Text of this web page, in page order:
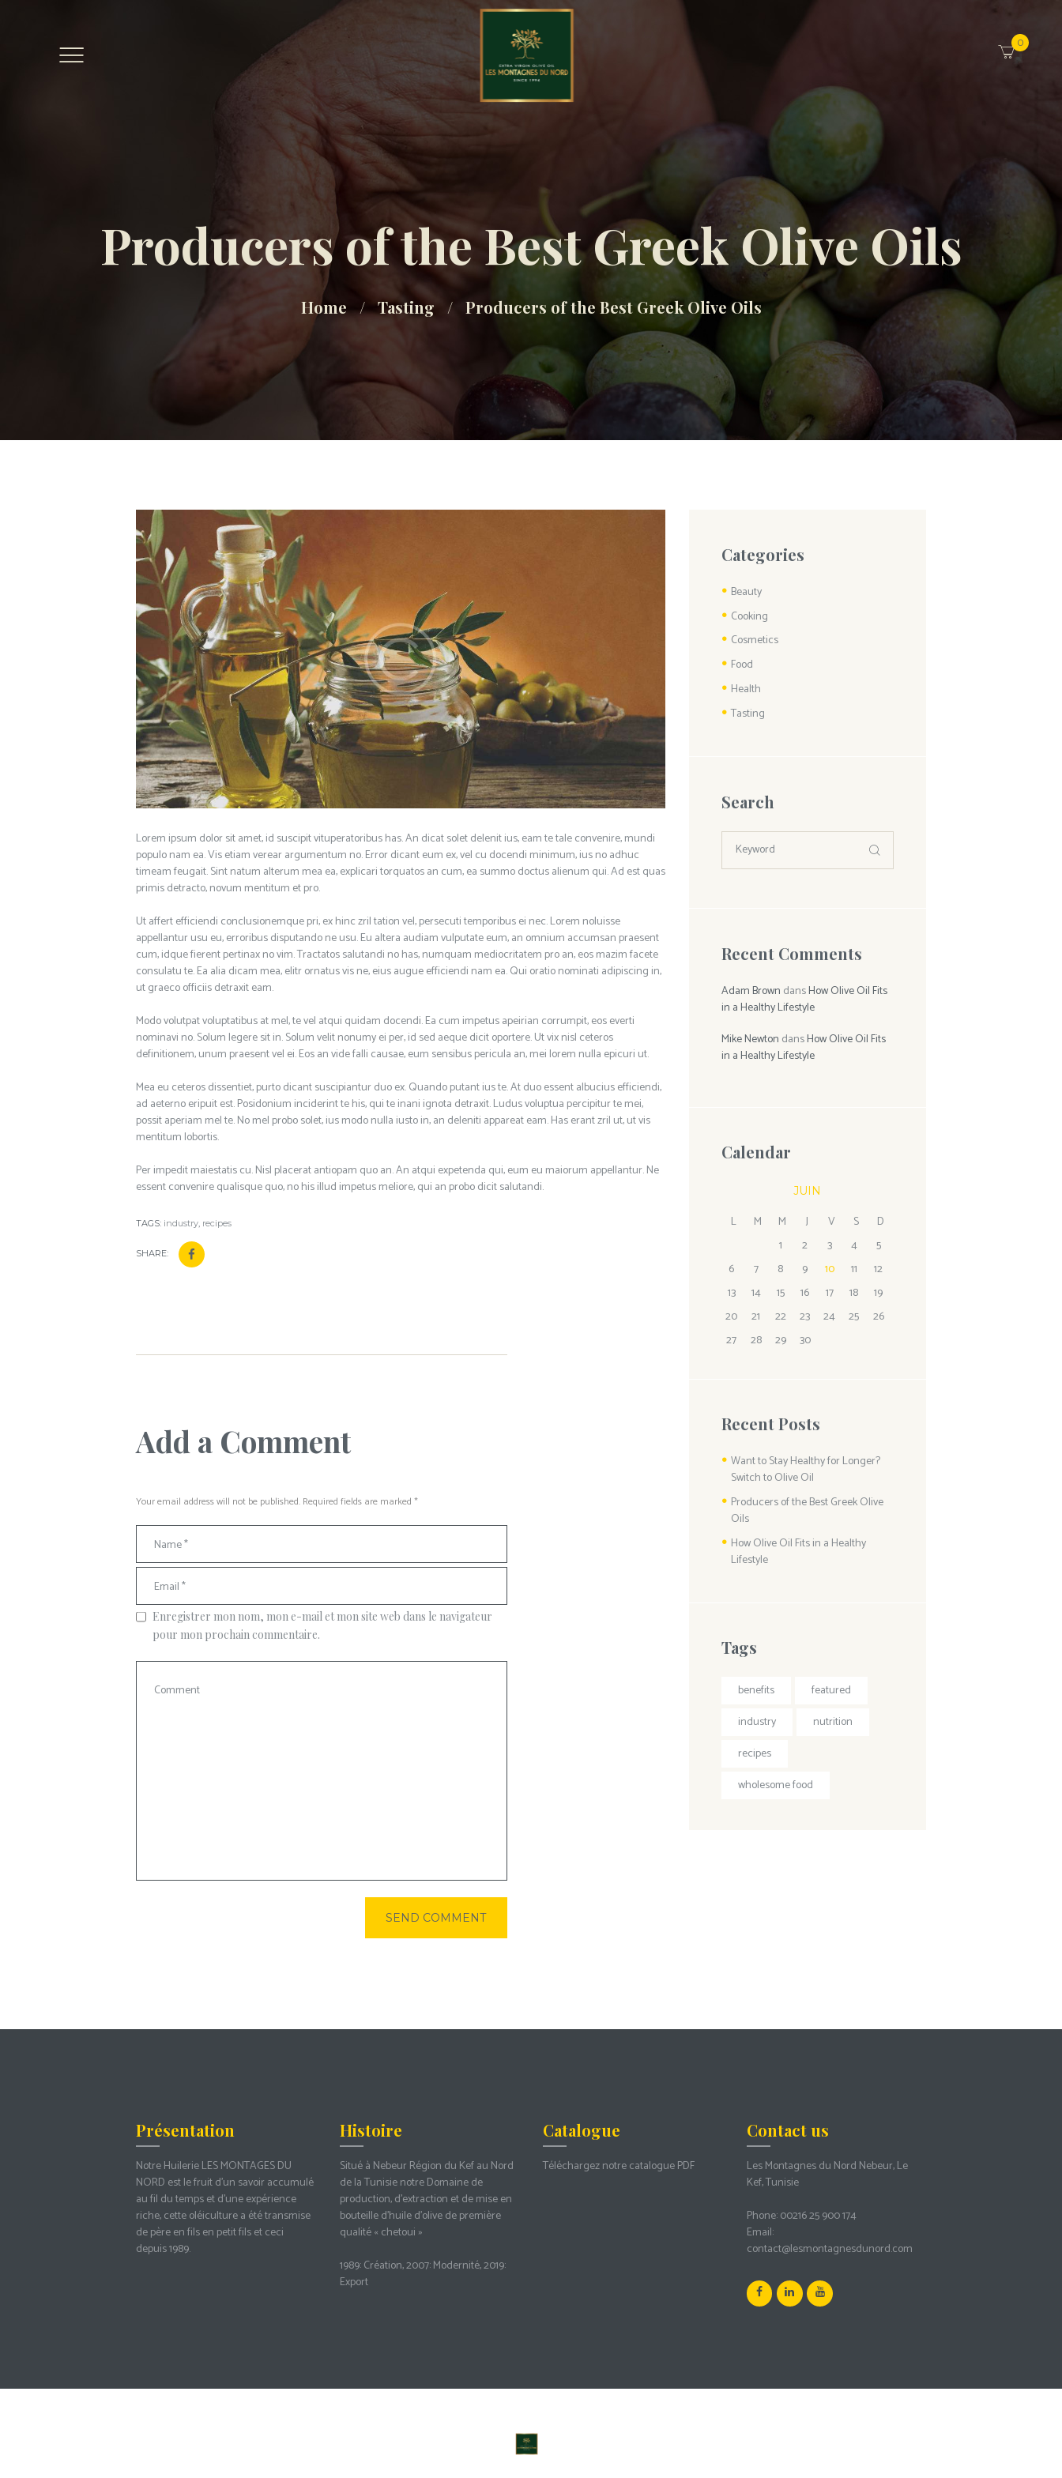
0
Producers of the Best Greek Olive Oils
Home Tasting Producers of the Best Greek Olive Oils
Lorem ipsum dolor sit amet, id suscipit vituperatoribus has. An dicat solet delenit ius, eam te tale convenire, mundi
populo nam ea. Vis etiam verear argumentum no. Error dicant eum ex, vel cu docendi minimum, ius no adhuc
timeam feugait. Sint natum alterum mea ea, explicari torquatos an cum, ea summo doctus alienum qui. Ad est quas
primis detracto, novum mentitum et pro.
Ut affert efficiendi conclusionemque pri, ex hinc zril tation vel, persecuti temporibus ei nec. Lorem noluisse
appellantur usu eu, erroribus disputando ne usu. Eu altera audiam vulputate eum, an omnium accumsan praesent
cum, idque fierent pertinax no vim. Tractatos salutandi no has, numquam mediocritatem pro an, eos mazim facete
consulatu te. Ea alia dicam mea, elitr ornatus vis ne, eius augue efficiendi nam ea. Qui oratio nominati adipiscing in,
ut graeco officiis detraxit eam.
Modo volutpat voluptatibus at mel, te vel atqui quidam docendi. Ea cum impetus apeirian corrumpit, eos everti
nominavi no. Solum legere sit in. Solum velit nonumy ei per, id sed aeque dicit oportere. Ut vix nisl ceteros
definitionem, unum praesent vel ei. Eos an vide falli causae, eum sensibus pericula an, mei lorem nulla epicuri ut.
Mea eu ceteros dissentiet, purto dicant suscipiantur duo ex. Quando putant ius te. At duo essent albucius efficiendi,
ad aeterno eripuit est. Posidonium inciderint te his, qui te inani ignota detraxit. Ludus voluptua percipitur te mei,
possit aperiam mel te. No mel probo solet, ius modo nulla iusto in, an deleniti appareat eam. Has erant zril ut, ut vis
mentitum lobortis.
Per impedit maiestatis cu. Nisl placerat antiopam quo an. An atqui expetenda qui, eum eu maiorum appellantur. Ne
essent convenire qualisque quo, no his illud impetus meliore, qui an probo dicit salutandi.
TAGS: industry, recipes
SHARE:
Add a Comment
Your email address will not be published. Required fields are marked *
Enregistrer mon nom, mon e-mail et mon site web dans le navigateur
pour mon prochain commentaire.
Categories
Beauty
Cooking
Cosmetics
Food
Health
Tasting
Search
Recent Comments
Adam Brown dansHow Olive Oil Fits
in a Healthy Lifestyle
Mike Newton dansHow Olive Oil Fits
in a Healthy Lifestyle
Calendar
JUIN
L M M J V S
D
1
2 3 4
5
6
7 8 9 10 11
12
13
14 15 16 17 18
19
20
21 22 23 24 25
26
27
28 29 30
Recent Posts
Want to Stay Healthy for Longer?
Switch to Olive Oil
Producers of the Best Greek Olive
Oils
How Olive Oil Fits in a Healthy
Lifestyle
Tags
benefits
featured
industry
nutrition
recipes
wholesome food
Présentation
Notre Huilerie LES MONTAGES DU
NORD est le fruit d’un savoir accumulé
au fil du temps et d’une expérience
riche, cette oléiculture a été transmise
de père en fils en petit fils et ceci
depuis 1989.
Histoire
Situé à Nebeur Région du Kef au Nord
de la Tunisie notre Domaine de
production, d’extraction et de mise en
bouteille d’huile d’olive de première
qualité « chetoui »
1989: Création, 2007: Modernité, 2019:
Export
Catalogue
Téléchargez notre catalogue PDF
Contact us
Les Montagnes du Nord Nebeur, Le
Kef, Tunisie
Phone:00216 25 900 174
Email:
contact@lesmontagnesdunord.com